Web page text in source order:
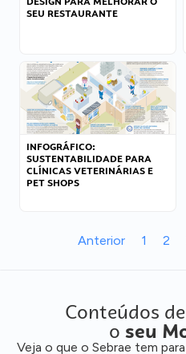
SEU RESTAURANTE
INFOGRÁFICO:
SUSTENTABILIDADE PARA
CLÍNICAS VETERINÁRIAS E
PET SHOPS
Anterior 1 2
Conteúdos
o seu
Veja o que o Sebrae tem